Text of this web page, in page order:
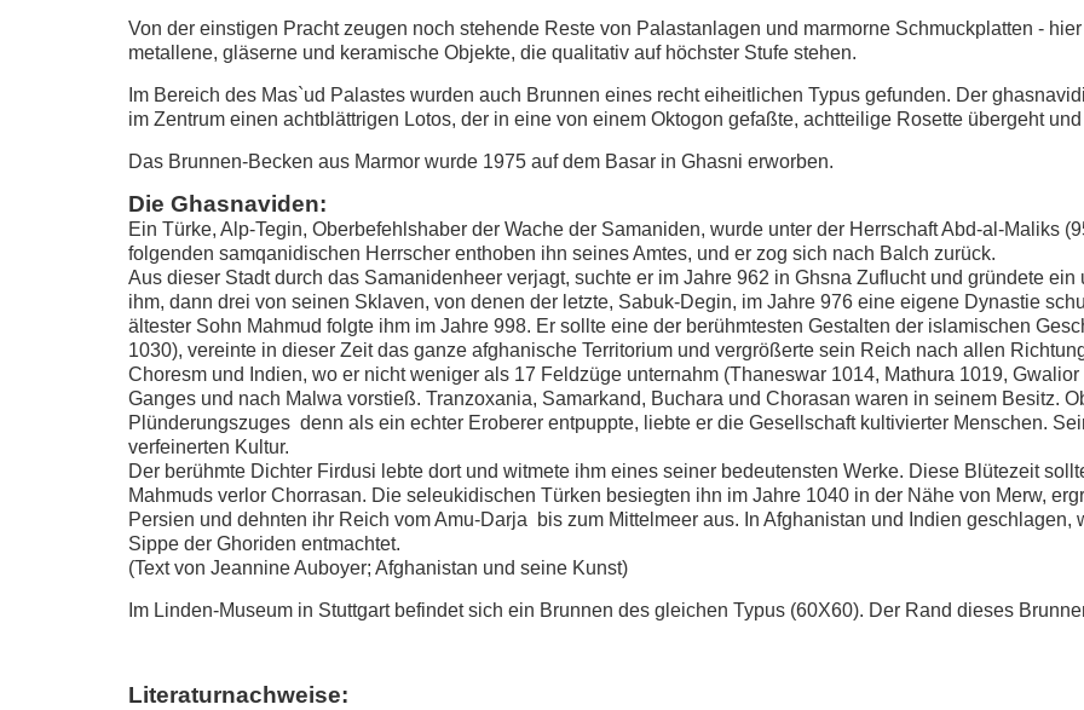
Von der einstigen Pracht zeugen noch stehende Reste von Palastanlagen und marmorne Schmuckplatten -
metallene, gläserne und keramische Objekte, die qualitativ auf höchster Stufe stehen.
Im Bereich des Mas`ud Palastes wurden auch Brunnen eines recht eiheitlichen Typus gefunden. Der
im Zentrum einen achtblättrigen Lotos, der in eine von einem Oktogon gefaßte, achtteilige Rosette übergeht
Das Brunnen-Becken aus Marmor wurde 1975 auf dem Basar in Ghasni erworben.
Die Ghasnaviden:
Ein Türke, Alp-Tegin, Oberbefehlshaber der Wache der Samaniden, wurde unter der Herrschaft Abd-al-Maliks
folgenden samqanidischen Herrscher enthoben ihn seines Amtes, und er zog sich nach Balch zurück.
Aus dieser Stadt durch das Samanidenheer verjagt, suchte er im Jahre 962 in Ghsna Zuflucht und gründete
ihm, dann drei von seinen Sklaven, von denen der letzte, Sabuk-Degin, im Jahre 976 eine eigene Dynastie
ältester Sohn Mahmud folgte ihm im Jahre 998. Er sollte eine der berühmtesten Gestalten der islamischen
1030), vereinte in dieser Zeit das ganze afghanische Territorium und vergrößerte sein Reich nach allen
Choresm und Indien, wo er nicht weniger als 17 Feldzüge unternahm (Thaneswar 1014, Mathura 1019,
Ganges und nach Malwa vorstieß. Tranzoxania, Samarkand, Buchara und Chorasan waren in seinem Besitz.
Plünderungszuges denn als ein echter Eroberer entpuppte, liebte er die Gesellschaft kultivierter Menschen.
verfeinerten Kultur.
Der berühmte Dichter Firdusi lebte dort und witmete ihm eines seiner bedeutensten Werke. Diese Blütezeit
Mahmuds verlor Chorrasan. Die seleukidischen Türken besiegten ihn im Jahre 1040 in der Nähe von Merw,
Persien und dehnten ihr Reich vom Amu-Darja bis zum Mittelmeer aus. In Afghanistan und Indien
Sippe der Ghoriden entmachtet.
(Text von Jeannine Auboyer; Afghanistan und seine Kunst)
Im Linden-Museum in Stuttgart befindet sich ein Brunnen des gleichen Typus (60X60). Der Rand dieses
Literaturnachweise: